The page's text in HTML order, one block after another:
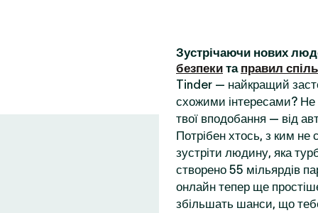
Зустрічаючи нових
безпеки та правил
Tinder — найкращий
схожими інтересами?
твої вподобання — від
Потрібен хтось, з ким
зустріти людину, яка
створено 55 мільярдів
онлайн тепер ще
збільшать шанси, що